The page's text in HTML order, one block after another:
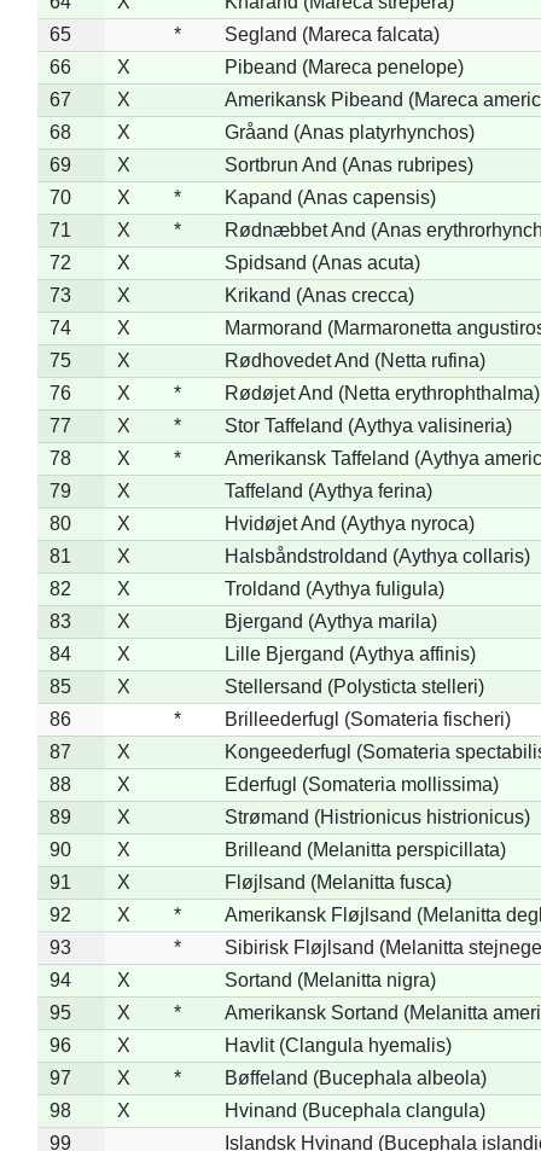
65
*
Segland (Mareca falcata)
66
X
Pibeand (Mareca penelope)
67
X
Amerikansk Pibeand (Mareca
68
X
Gråand (Anas platyrhynchos)
69
X
Sortbrun And (Anas rubripes)
70
X *
Kapand (Anas capensis)
71
X *
Rødnæbbet And (Anas
72
X
Spidsand (Anas acuta)
73
X
Krikand (Anas crecca)
74
X
Marmorand (Marmaronetta
75
X
Rødhovedet And (Netta rufina)
76
X *
Rødøjet And (Netta erythrophthalma)
77
X *
Stor Taffeland (Aythya valisineria)
78
X *
Amerikansk Taffeland (Aythya
79
X
Taffeland (Aythya ferina)
80
X
Hvidøjet And (Aythya nyroca)
81
X
Halsbåndstroldand (Aythya collaris)
82
X
Troldand (Aythya fuligula)
83
X
Bjergand (Aythya marila)
84
X
Lille Bjergand (Aythya affinis)
85
X
Stellersand (Polysticta stelleri)
86
*
Brilleederfugl (Somateria fischeri)
87
X
Kongeederfugl (Somateria
88
X
Ederfugl (Somateria mollissima)
89
X
Strømand (Histrionicus histrionicus)
90
X
Brilleand (Melanitta perspicillata)
91
X
Fløjlsand (Melanitta fusca)
92
X *
Amerikansk Fløjlsand (Melanitta
93
*
Sibirisk Fløjlsand (Melanitta
94
X
Sortand (Melanitta nigra)
95
X *
Amerikansk Sortand (Melanitta
96
X
Havlit (Clangula hyemalis)
97
X *
Bøffeland (Bucephala albeola)
98
X
Hvinand (Bucephala clangula)
99
Islandsk Hvinand (Bucephala